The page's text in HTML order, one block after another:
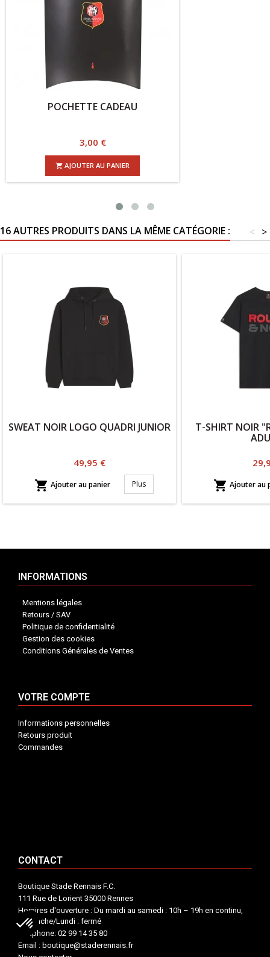
POCHETTE CADEAU
Prix
3,00 €
 AJOUTER AU PANIER
16 AUTRES PRODUITS DANS LA MÊME CATÉGORIE : >
<
SWEAT NOIR LOGO QUADRI JUNIOR
Prix
49,95 €
 Ajouter au panier Plus
T-SHIRT NOIR
Prix
 Ajouter au
INFORMATIONS
Mentions légales
Retours / SAV
Politique de confidentialité
Gestion des cookies
Conditions Générales de Ventes
VOTRE COMPTE
Informations personnelles
Retours produit
Commandes
CONTACT
Boutique Stade Rennais F.C.
111 Rue de Lorient 35000 Rennes
Horaires d'ouverture : Du mardi au samedi : 10h – 19h en continu,
Dimanche/Lundi : fermé
Téléphone: 02 99 14 35 80
Email : boutique@staderennais.fr